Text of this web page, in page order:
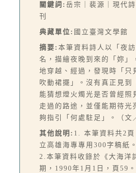
關鍵詞: 岳宗｜裴源｜現代
刊
典藏單位: 國立臺灣文學館
摘要: 本筆資料詩人以「夜
名，描繪夜晚到來的「妳」
地穿越、經過，發現時「只
吹動裙擺」。沒有真正見到
能猜想燈火燭光是否曾經照
走過的路途，並僅能期待光
夠指引「何處駐足」。（文
其他說明: 1. 本筆資料共2頁
立高雄海專專用300字稿紙。
2.本筆資料收錄於《大海洋
期，1990年1月1日，頁59。